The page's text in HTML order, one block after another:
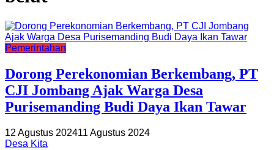
Pemerintahan
Dorong Perekonomian Berkembang, PT
CJI Jombang Ajak Warga Desa
Purisemanding Budi Daya Ikan Tawar
12 Agustus 202411 Agustus 2024
Desa Kita